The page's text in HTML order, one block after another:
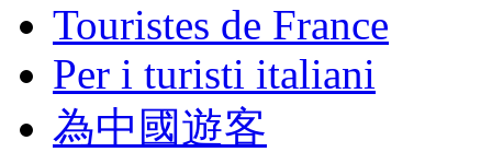
Touristes de France
Per i turisti italiani
為中國遊客